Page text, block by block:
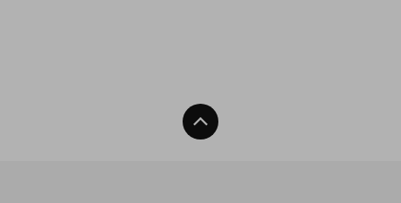
Нагоре